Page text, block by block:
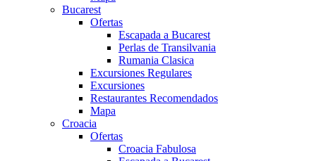
Bucarest
Ofertas
Escapada a Bucarest
Perlas de Transilvania
Rumania Clasica
Excursiones Regulares
Excursiones
Restaurantes Recomendados
Mapa
Croacia
Ofertas
Croacia Fabulosa